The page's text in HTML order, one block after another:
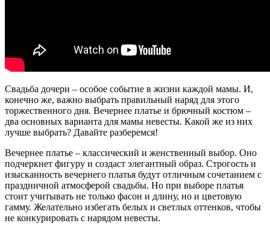
Свадьба дочери – особое событие в жизни каждой мамы. И,
конечно же, важно выбрать правильный наряд для этого
торжественного дня. Вечернее платье и брючный костюм –
два основных варианта для мамы невесты. Какой же из них
лучше выбрать? Давайте разберемся!
Вечернее платье – классический и женственный выбор. Оно
подчеркнет фигуру и создаст элегантный образ. Строгость и
изысканность вечернего платья будут отличным сочетанием с
праздничной атмосферой свадьбы. Но при выборе платья
стоит учитывать не только фасон и длину, но и цветовую
гамму. Желательно избегать белых и светлых оттенков, чтобы
не конкурировать с нарядом невесты.